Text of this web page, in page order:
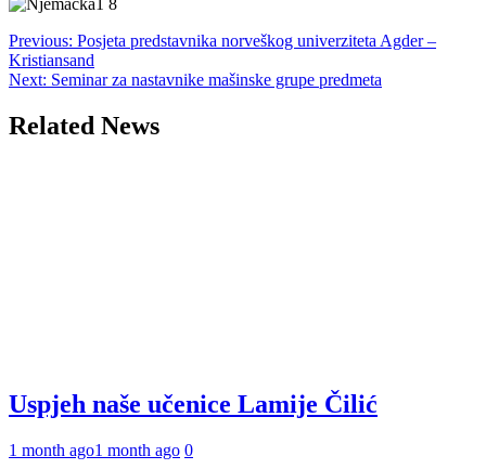
Post
navigation
Previous: Posjeta predstavnika norveškog univerziteta Agder –
Kristiansand
Next: Seminar za nastavnike mašinske grupe predmeta
Related News
Uspjeh naše učenice Lamije Čilić
1 month ago1 month ago 0